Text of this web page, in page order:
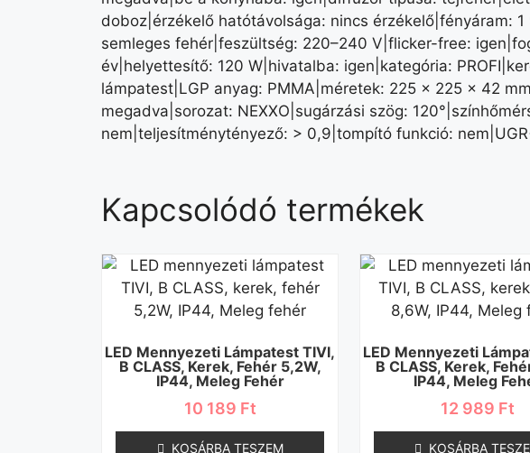
doboz|érzékelő hatótávolsága: nincs érzékelő|fényáram:
semleges fehér|feszültség: 220–240 V|flicker-free:
év|helyettesítő: 120 W|hivatalba: igen|kategória:
lámpatest|LGP anyag: PMMA|méretek: 225 × 225 × 42
megadva|sorozat: NEXXO|sugárzási szög:
nem|teljesítménytényező: > 0,9|tompító funkció:
Kapcsolódó termékek
LED Mennyezeti Lámpatest TIVI,
B CLASS, Kerek, Fehér 5,2W,
IP44, Meleg Fehér
10 189 Ft
KOSÁRBA TESZEM
LED Mennyezeti
B CLASS, Kerek,
IP44, Meleg
12 989 Ft
KOSÁRBA